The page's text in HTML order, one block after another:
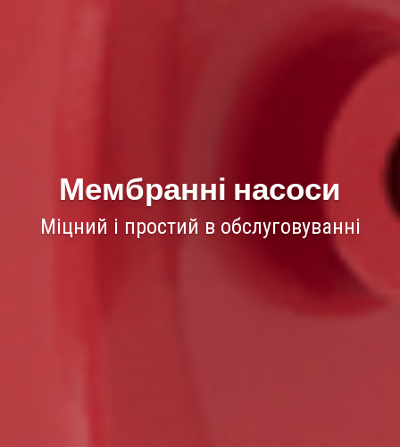
Мембранні насоси
Міцний і простий в обслуговуванні